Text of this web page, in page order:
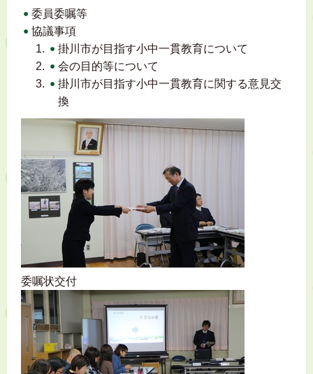
委員委嘱等
協議事項
掛川市が目指す小中一貫教育について
会の目的等について
掛川市が目指す小中一貫教育に関する意見交
換
委嘱状交付